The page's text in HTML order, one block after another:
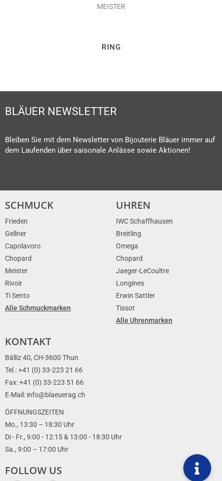
MEISTER
RING
BLÄUER NEWSLETTER
Bleiben Sie mit dem Newsletter von Bijouterie Bläuer immer auf
dem Laufenden über saisonale Anlässe sowie Aktionen!
SCHMUCK
Frieden
Gellner
Capolavoro
Chopard
Meister
Rivoir
Ti Sento
Alle Schmuckmarken
UHREN
IWC Schaffhausen
Breitling
Omega
Chopard
Jaeger-LeCoultre
Longines
Erwin Sattler
Tissot
Alle Uhrenmarken
KONTAKT
Bälliz 40, CH-3600 Thun
Tel.: +41 (0) 33-223 21 66
Fax: +41 (0) 33-223 51 66
E-Mail: info@blaeuerag.ch
ÖFFNUNGSZEITEN
Mo., 13:30 – 18:30 Uhr
Di - Fr., 9:00 - 12:15 & 13:00 - 18:30 Uhr
Sa., 9:00 – 17:00 Uhr
FOLLOW US